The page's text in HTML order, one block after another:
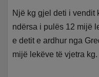
Një kg gjel deti i vendit
ndërsa i pulës 12 mijë
e detit e ardhur nga
mijë lekëve të vjetra kg.